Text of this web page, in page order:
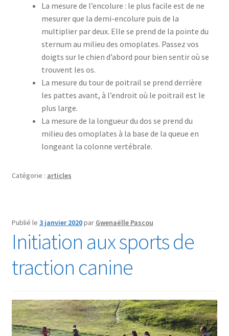
La mesure de l’encolure : le plus facile est de ne
mesurer que la demi-encolure puis de la
multiplier par deux. Elle se prend de la pointe du
sternum au milieu des omoplates. Passez vos
doigts sur le chien d’abord pour bien sentir où se
trouvent les os.
La mesure du tour de poitrail se prend derrière
les pattes avant, à l’endroit où le poitrail est le
plus large.
La mesure de la longueur du dos se prend du
milieu des omoplates à la base de la queue en
longeant la colonne vertébrale.
Catégorie : articles
Publié le 3 janvier 2020par Gwenaëlle Pascou
Initiation aux sports de
traction canine